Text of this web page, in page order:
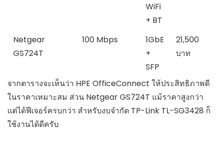
WiFi
+ BT
Netgear
GS724T
100 Mbps
1GbE
+
SFP
21,500
บาท
จากตารางจะเห็นว่า HPE OfficeConnect ให้ประสิทธิภาพดี
ในราคาเหมาะสม ส่วน Netgear GS724T แม้ราคาสูงกว่า
แต่ได้ฟีเจอร์ครบกว่า สำหรับงบจำกัด TP-Link TL-SG3428 ก็
ใช้งานได้ดีครับ